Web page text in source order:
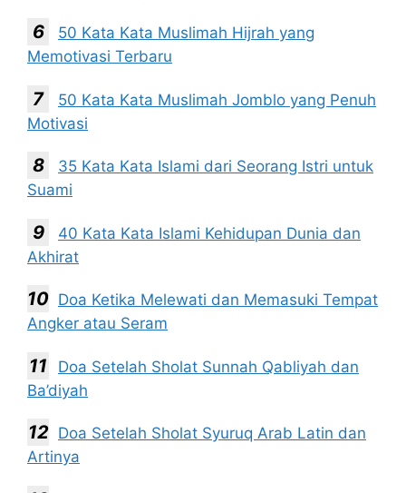
50 Kata Kata Muslimah Hijrah yang
Memotivasi Terbaru
50 Kata Kata Muslimah Jomblo yang Penuh
Motivasi
35 Kata Kata Islami dari Seorang Istri untuk
Suami
40 Kata Kata Islami Kehidupan Dunia dan
Akhirat
Doa Ketika Melewati dan Memasuki Tempat
Angker atau Seram
Doa Setelah Sholat Sunnah Qabliyah dan
Ba’diyah
Doa Setelah Sholat Syuruq Arab Latin dan
Artinya